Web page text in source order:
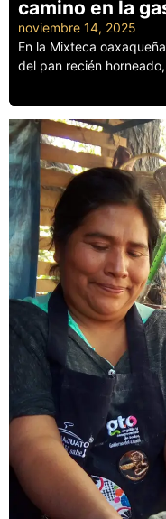
camino en la
noviembre 14, 2025
En la Mixteca
del pan recién